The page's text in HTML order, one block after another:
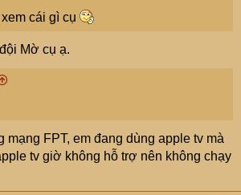
cái gì cụ
Mờ cụ ạ.
mạng FPT, em đang dùng apple tv mà
tv giờ không hỗ trợ nên không chạy